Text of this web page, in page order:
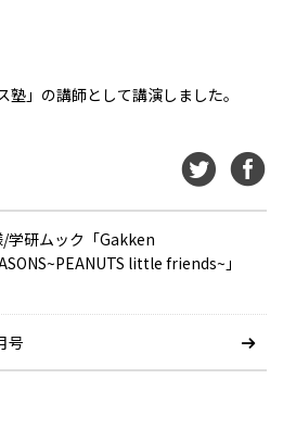
塾」の講師として講演しました。
学研ムック「Gakken
little friends~」
号